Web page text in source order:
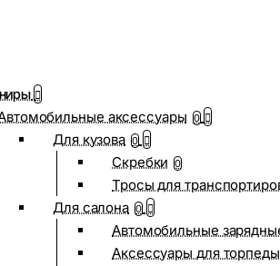
аксессуары 0
Для кузова 0
Скребки 0
Тросы для
Для салона 0
Автомобильные
Аксессуары для